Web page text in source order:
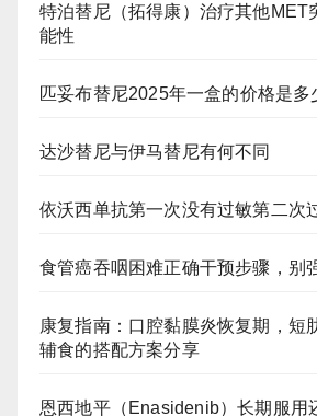
特泊替尼（拓得康）治疗其他MET
能性
匹妥布替尼2025年一盒的价格是多
达沙替尼与伊马替尼有何不同
依沃西单抗第一次没有过敏第二次
食管癌吞咽困难正确干预步骤，别
康复指南：口腔黏膜炎恢复期，短
辅食的搭配方案分享
恩西地平（Enasidenib）长期服用